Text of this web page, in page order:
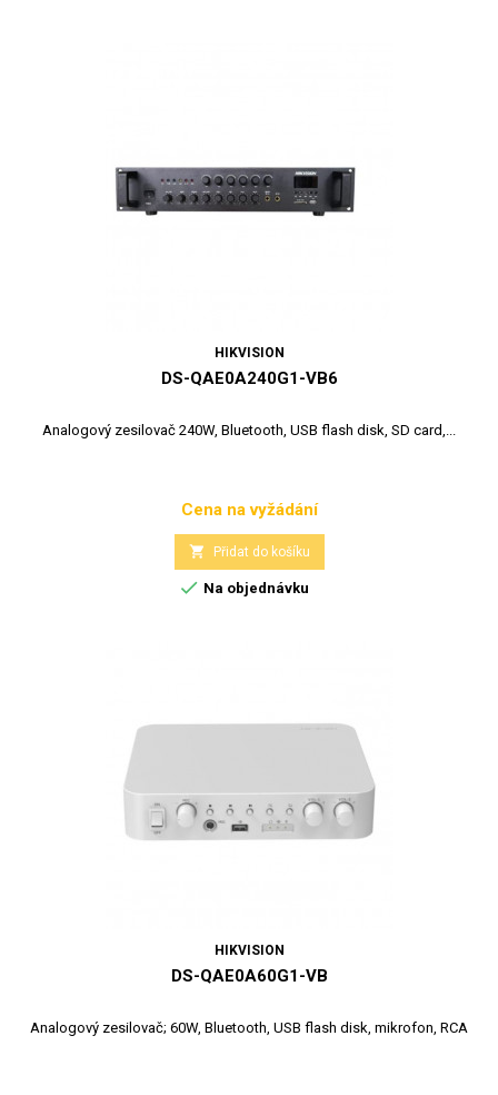
HIKVISION
DS-QAE0A240G1-VB6
Analogový zesilovač 240W, Bluetooth, USB flash disk, SD card,...
Cena
Cena na vyžádání
 Přidat do košíku
 Na objednávku
HIKVISION
DS-QAE0A60G1-VB
Analogový zesilovač; 60W, Bluetooth, USB flash disk, mikrofon, RCA